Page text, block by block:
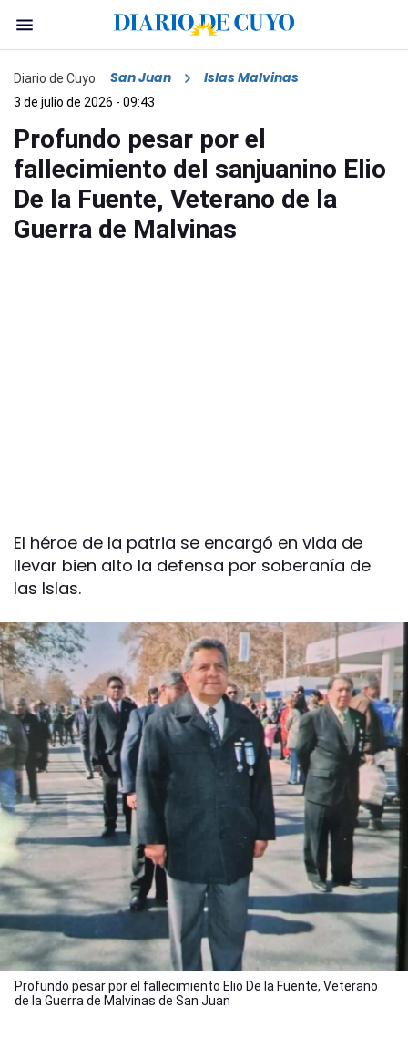
Diario de Cuyo San Juan Islas Malvinas
3 de julio de 2026 - 09:43
Profundo pesar por el
fallecimiento del sanjuanino Elio
De la Fuente, Veterano de la
Guerra de Malvinas
El héroe de la patria se encargó en vida de
llevar bien alto la defensa por soberanía de
las Islas.
Profundo pesar por el fallecimiento Elio De la Fuente, Veterano
de la Guerra de Malvinas de San Juan